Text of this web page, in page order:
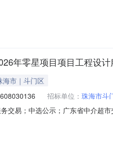
元金额说明：无选取中介机
年零星项目项目工程设
海市｜斗门区
招标单位： 珠海市斗
交易；中选公示；广东省中介超
区政府投资项目工程建设其他费